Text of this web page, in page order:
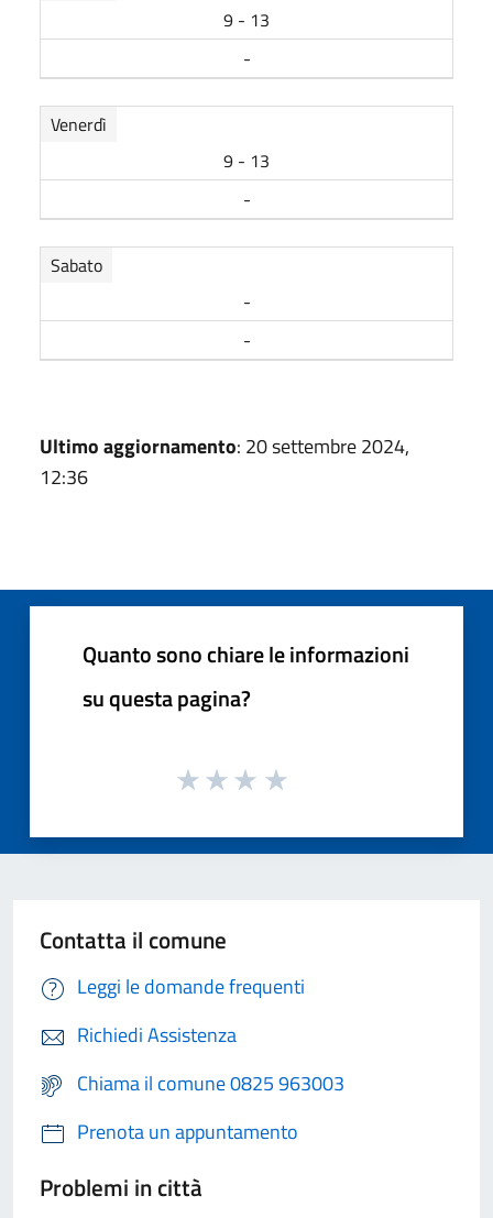
9 - 13
-
Venerdì
9 - 13
-
Sabato
-
-
Ultimo aggiornamento: 20 settembre 2024,
12:36
Quanto sono chiare le informazioni
su questa pagina?
Contatta il comune
Leggi le domande frequenti
Richiedi Assistenza
Chiama il comune 0825 963003
Prenota un appuntamento
Problemi in città